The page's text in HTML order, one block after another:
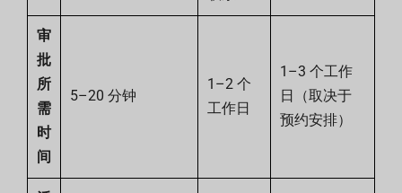
审
批
所
需
时
间
5–20 分钟
1–2 个
工作日
1–3 个工作
日（取决于
预约安排）